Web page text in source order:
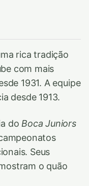
rica tradição
com mais
1931. A equipe
desde 1913.
do Boca Juniors
Seus
o quão